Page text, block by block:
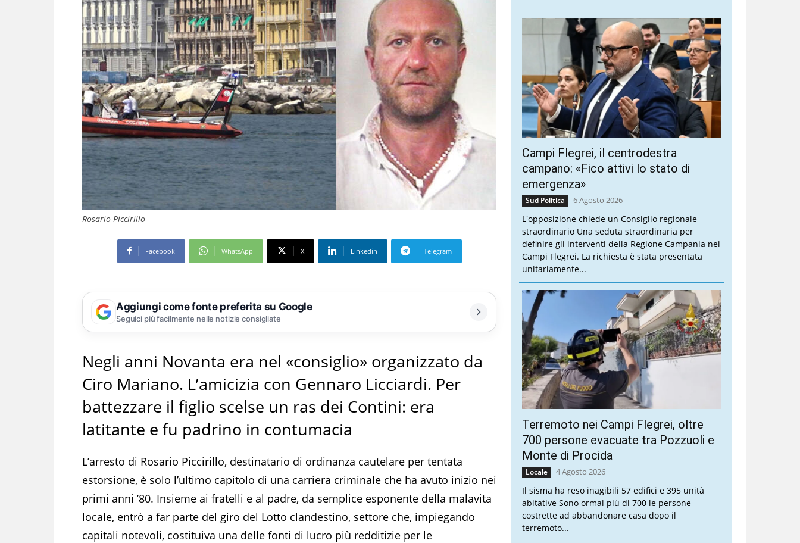
Rosario Piccirillo
Facebook WhatsApp X Linkedin Telegram
Aggiungi come fonte preferita su Google
Seguici più facilmente nelle notizie consigliate
Negli anni Novanta era nel «consiglio» organizzato da
Ciro Mariano. L’amicizia con Gennaro Licciardi. Per
battezzare il figlio scelse un ras dei Contini: era
latitante e fu padrino in contumacia
L’arresto di Rosario Piccirillo, destinatario di ordinanza cautelare per tentata
estorsione, è solo l’ultimo capitolo di una carriera criminale che ha avuto inizio nei
primi anni ’80. Insieme ai fratelli e al padre, da semplice esponente della malavita
locale, entrò a far parte del giro del Lotto clandestino, settore che, impiegando
capitali notevoli, costituiva una delle fonti di lucro più redditizie per le
Campi Flegrei, il centrodestra
campano: «Fico attivi lo stato di
emergenza»
Sud Politica 6 Agosto 2026
L'opposizione chiede un Consiglio regionale
straordinario Una seduta straordinaria per
definire gli interventi della Regione Campania nei
Campi Flegrei. La richiesta è stata presentata
unitariamente...
Terremoto nei Campi Flegrei, oltre
700 persone evacuate tra Pozzuoli e
Monte di Procida
Locale 4 Agosto 2026
Il sisma ha reso inagibili 57 edifici e 395 unità
abitative Sono ormai più di 700 le persone
costrette ad abbandonare casa dopo il
terremoto...